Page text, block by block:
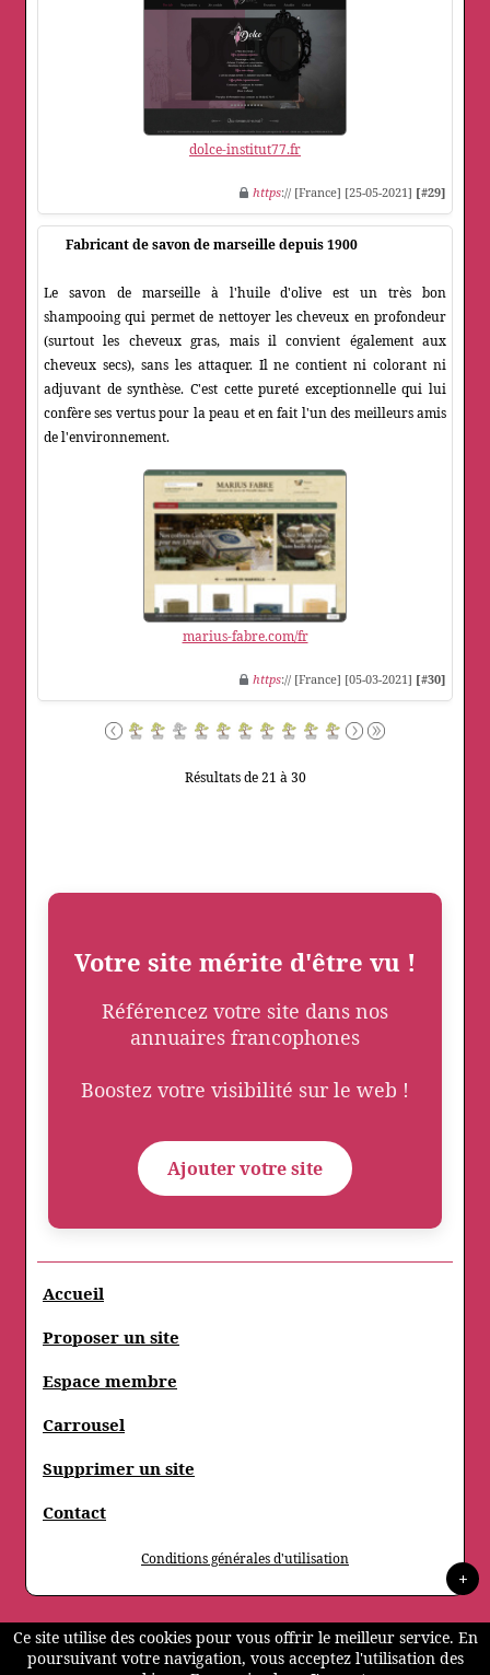
dolce-institut77.fr
https:// [France] [25-05-2021] [#29]
Fabricant de savon de marseille depuis 1900
Le savon de marseille à l'huile d'olive est un très bon
shampooing qui permet de nettoyer les cheveux en profondeur
(surtout les cheveux gras, mais il convient également aux
cheveux secs), sans les attaquer. Il ne contient ni colorant ni
adjuvant de synthèse. C'est cette pureté exceptionnelle qui lui
confère ses vertus pour la peau et en fait l'un des meilleurs amis
de l'environnement.
marius-fabre.com/fr
https:// [France] [05-03-2021] [#30]
Résultats de 21 à 30
Votre site mérite d'être vu !
Référencez votre site dans nos
annuaires francophones
Boostez votre visibilité sur le web !
Ajouter votre site
Accueil
Proposer un site
Espace membre
Carrousel
Supprimer un site
Contact
Conditions générales d'utilisation
+
Ce site utilise des cookies pour vous offrir le meilleur service. En
poursuivant votre navigation, vous acceptez l'utilisation des